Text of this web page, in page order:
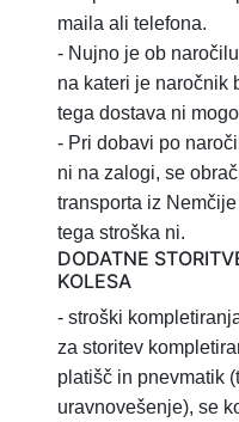
maila ali telefona.
- Nujno je ob
na kateri je naročnik
tega dostava ni
- Pri dobavi po
ni na zalogi, se
transporta iz
tega stroška ni.
DODATNE
KOLESA
- stroški
za storitev
platišč in pnevmatik
uravnovešenje), se